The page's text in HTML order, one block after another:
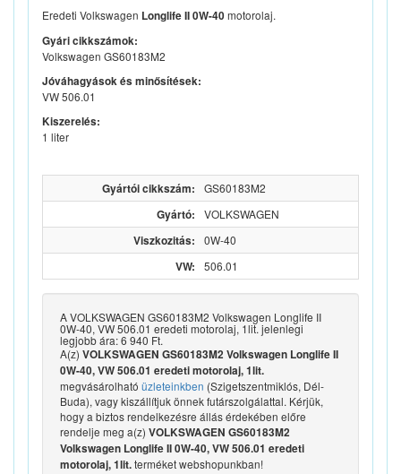
Eredeti Volkswagen Longlife II 0W-40motorolaj.
Gyári cikkszámok:
Volkswagen GS60183M2
Jóváhagyások és minősítések:
VW 506.01
Kiszerelés:
1 liter
Gyártói cikkszám: GS60183M2
Gyártó: VOLKSWAGEN
Viszkozitás: 0W-40
VW: 506.01
A VOLKSWAGEN GS60183M2 Volkswagen Longlife II
0W-40, VW 506.01 eredeti motorolaj, 1lit. jelenlegi
legjobb ára: 6 940 Ft.
A(z) VOLKSWAGEN GS60183M2 Volkswagen Longlife II
0W-40, VW 506.01 eredeti motorolaj, 1lit.
megvásárolható üzleteinkben (Szigetszentmiklós, Dél-
Buda), vagy kiszállítjuk önnek futárszolgálattal. Kérjük,
hogy a biztos rendelkezésre állás érdekében előre
rendelje meg a(z) VOLKSWAGEN GS60183M2
Volkswagen Longlife II 0W-40, VW 506.01 eredeti
motorolaj, 1lit.terméket webshopunkban!